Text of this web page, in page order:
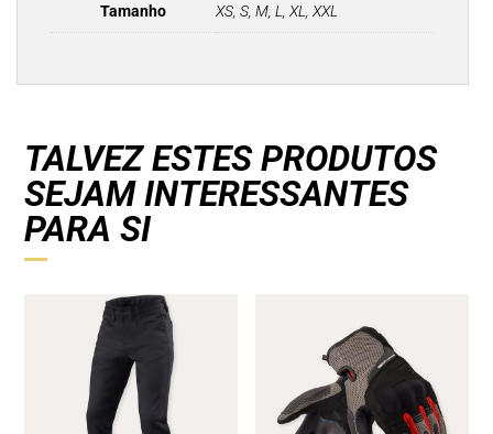
Tamanho XS, S, M, L, XL, XXL
TALVEZ ESTES PRODUTOS
SEJAM INTERESSANTES
PARA SI